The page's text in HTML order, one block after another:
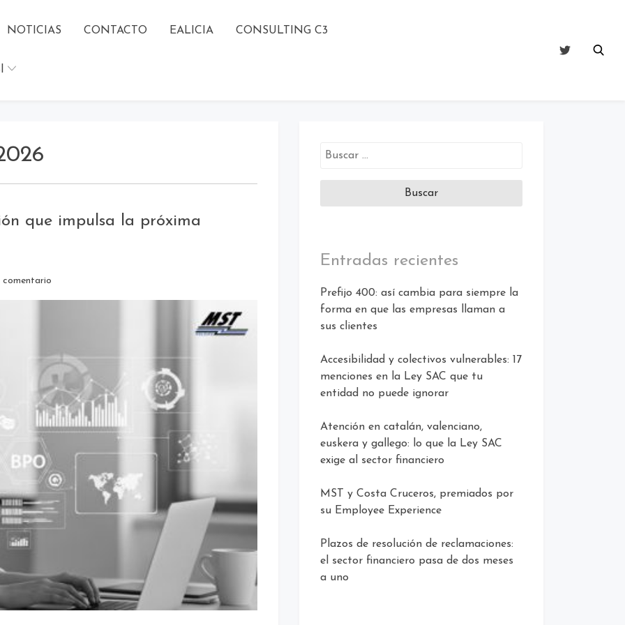
NOTICIAS CONTACTO EALICIA CONSULTING C3
que impulsa la próxima
comentario
Entradas recientes
Prefijo 400: así cambia para siempre la
forma en que las empresas llaman a
sus clientes
Accesibilidad y colectivos vulnerables: 17
menciones en la Ley SAC que tu
entidad no puede ignorar
Atención en catalán, valenciano,
euskera y gallego: lo que la Ley SAC
exige al sector financiero
MST y Costa Cruceros, premiados por
su Employee Experience
Plazos de resolución de reclamaciones:
el sector financiero pasa de dos meses
a uno